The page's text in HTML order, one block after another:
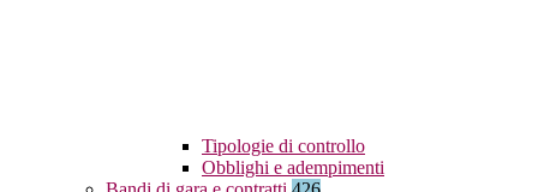
Tipologie di controllo
Obblighi e adempimenti